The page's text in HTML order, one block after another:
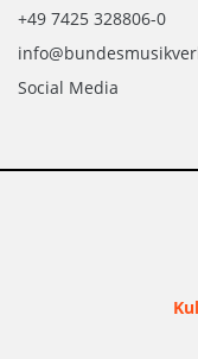
+49 7425 328806-0
Social Media